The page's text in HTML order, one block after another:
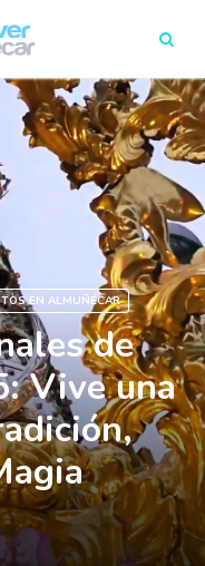
EN ALMUÑÉCAR
de
Vive una